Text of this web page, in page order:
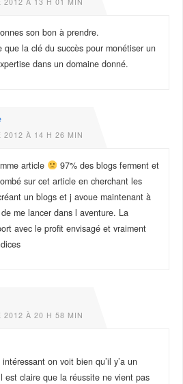
son bon à prendre.
que la clé du succès pour monétiser un
dans un domaine donné.
2012 À 14 H 26 MIN
article
97% des blogs ferment et
sur cet article en cherchant les
un blogs et j avoue maintenant à
me lancer dans l aventure. La
avec le profit envisagé et vraiment
2012 À 20 H 58 MIN
on voit bien qu’il y’a un
est claire que la réussite ne vient pas